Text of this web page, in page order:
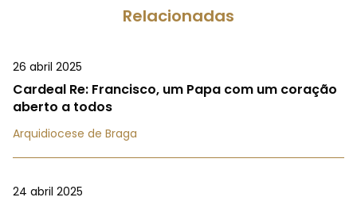
Relacionadas
26 abril 2025
Cardeal Re: Francisco, um Papa com um coração
aberto a todos
Arquidiocese de Braga
24 abril 2025